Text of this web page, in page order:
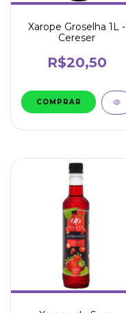
Xarope Groselha 1L -
Cereser
R$20,50